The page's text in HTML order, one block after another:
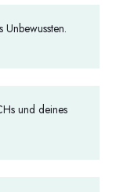
und deines